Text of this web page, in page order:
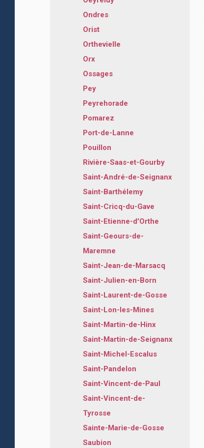
Ondres
Orist
Orthevielle
Orx
Ossages
Pey
Peyrehorade
Pomarez
Port-de-Lanne
Pouillon
Rivière-Saas-et-Gourby
Saint-André-de-Seignanx
Saint-Barthélemy
Saint-Cricq-du-Gave
Saint-Etienne-d'Orthe
Saint-Geours-de-
Maremne
Saint-Jean-de-Marsacq
Saint-Julien-en-Born
Saint-Laurent-de-Gosse
Saint-Lon-les-Mines
Saint-Martin-de-Hinx
Saint-Martin-de-Seignanx
Saint-Michel-Escalus
Saint-Pandelon
Saint-Vincent-de-Paul
Saint-Vincent-de-
Tyrosse
Sainte-Marie-de-Gosse
Saubion